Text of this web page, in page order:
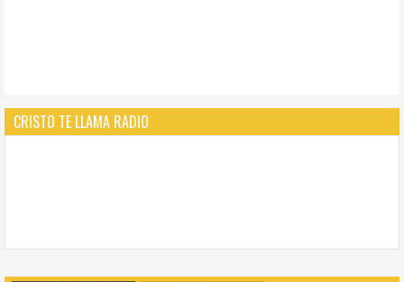
CRISTO TE LLAMA RADIO